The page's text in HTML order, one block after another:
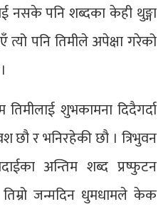
नसके पनि शब्दका केही थुङ्गा
पनि तिमीले अपेक्षा गरेको
शुभकामना दिदैगर्दा
छौ र भनिरहेकी छौ । त्रिभुवन
अन्तिम शब्द प्रष्फुटन
जन्मदिन धुमधामले केक